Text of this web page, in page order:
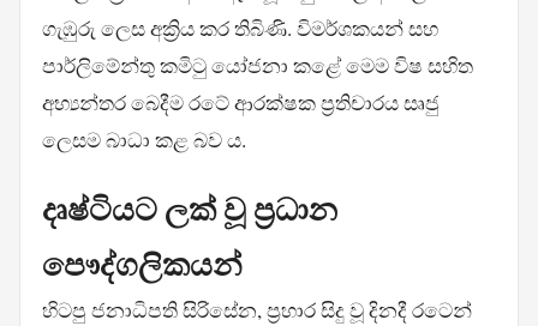
ගැඹුරු ලෙස අක්‍රිය කර තිබිණි. විමර්ශකයන් සහ
පාර්ලිමේන්තු කමිටු යෝජනා කළේ මෙම විෂ සහිත
අභ්‍යන්තර බෙදීම රටේ ආරක්ෂක ප්‍රතිචාරය සෘජු
ලෙසම බාධා කළ බව ය.
දෘෂ්ටියට ලක් වූ ප්‍රධාන
පෞද්ගලිකයන්
හිටපු ජනාධිපති සිරිසේන, ප්‍රහාර සිදු වූ දිනදී රටෙන්